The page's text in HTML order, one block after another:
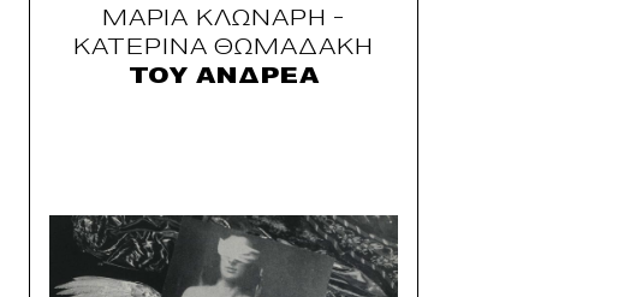
Μαρια Κλωναρη -
Κατερινα Θωμαδακη
Του Ανδρεα